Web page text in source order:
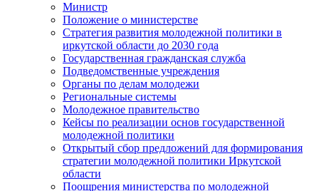
Министр
Положение о министерстве
Стратегия развития молодежной политики в
иркутской области до 2030 года
Государственная гражданская служба
Подведомственные учреждения
Органы по делам молодежи
Региональные системы
Молодежное правительство
Кейсы по реализации основ государственной
молодежной политики
Открытый сбор предложений для формирования
стратегии молодежной политики Иркутской
области
Поощрения министерства по молодежной